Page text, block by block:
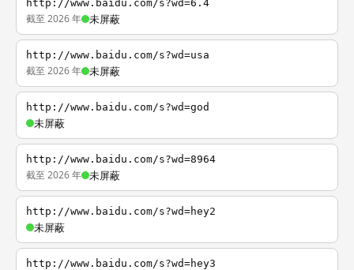
http://www.baidu.com/s?wd=6.4
截至 2026 年 未屏蔽
http://www.baidu.com/s?wd=usa
截至 2026 年 未屏蔽
http://www.baidu.com/s?wd=god
未屏蔽
http://www.baidu.com/s?wd=8964
截至 2026 年 未屏蔽
http://www.baidu.com/s?wd=hey2
未屏蔽
http://www.baidu.com/s?wd=hey3